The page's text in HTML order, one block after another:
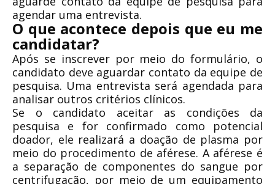
agendar uma entrevista.
O que acontece depois que eu me
candidatar?
Após se inscrever por meio do formulário, o
candidato deve aguardar contato da equipe de
pesquisa. Uma entrevista será agendada para
analisar outros critérios clínicos.
Se o candidato aceitar as condições da
pesquisa e for confirmado como potencial
doador, ele realizará a doação de plasma por
meio do procedimento de aférese. A aférese é
a separação de componentes do sangue por
centrifugação, por meio de um equipamento